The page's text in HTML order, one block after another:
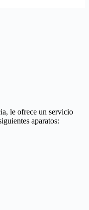
le ofrece un servicio
aparatos: